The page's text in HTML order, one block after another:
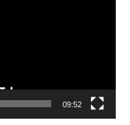
09:52